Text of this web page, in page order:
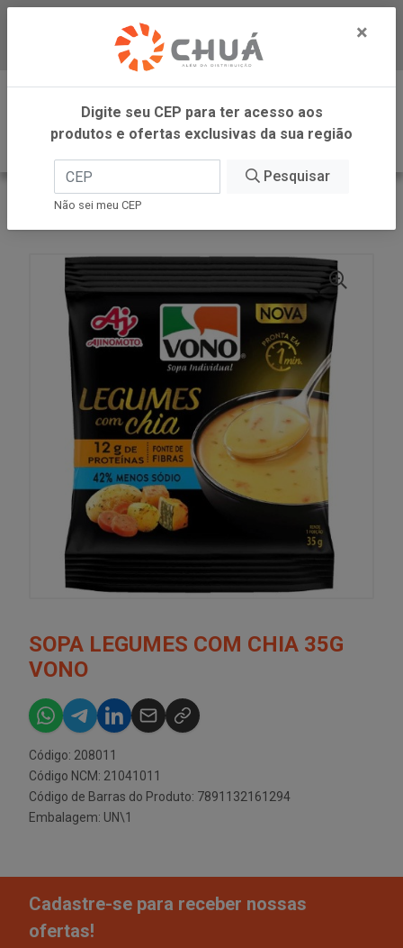
Baixe já nosso APP
0
INÍCIO
AJINOMOTO
SOPA LEGUMES COM CHIA 35G
VONO
Código: 208011
Código NCM: 21041011
Código de Barras do Produto: 7891132161294
Embalagem: UN\1
Cadastre-se para receber nossas
ofertas!
×
Digite seu CEP para ter acesso aos
produtos e ofertas exclusivas da sua região
Pesquisar
Não sei meu CEP